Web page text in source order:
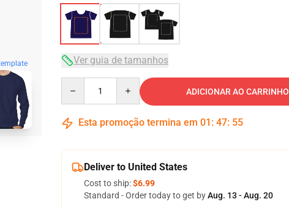
Ver guia de tamanhos
ADICIONAR AO CARRINHO
Esta promoção termina em 01 : 47: 54
Deliver to United States
Cost to ship:$6.99
Standard - Order today to get byAug. 13 - Aug. 20